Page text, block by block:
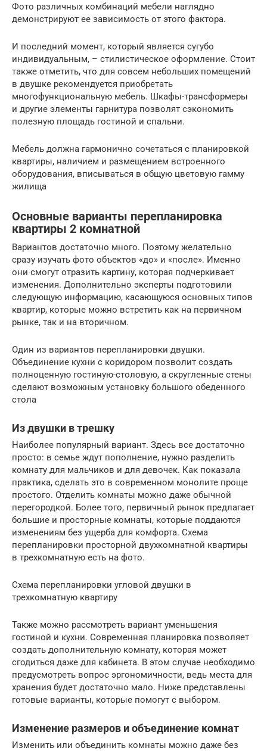
Фото различных комбинаций мебели наглядно
демонстрируют ее зависимость от этого фактора.
И последний момент, который является сугубо
индивидуальным, – стилистическое оформление. Стоит
также отметить, что для совсем небольших помещений
в двушке рекомендуется приобретать
многофункциональную мебель. Шкафы-трансформеры
и другие элементы гарнитура позволят сэкономить
полезную площадь гостиной и спальни.
Мебель должна гармонично сочетаться с планировкой
квартиры, наличием и размещением встроенного
оборудования, вписываться в общую цветовую гамму
жилища
Основные варианты перепланировка
квартиры 2 комнатной
Вариантов достаточно много. Поэтому желательно
сразу изучать фото объектов «до» и «после». Именно
они смогут отразить картину, которая подчеркивает
изменения. Дополнительно эксперты подготовили
следующую информацию, касающуюся основных типов
квартир, которые можно встретить как на первичном
рынке, так и на вторичном.
Один из вариантов перепланировки двушки.
Объединение кухни с коридором позволит создать
полноценную гостиную-столовую, а скругленные стены
сделают возможным установку большого обеденного
стола
Из двушки в трешку
Наиболее популярный вариант. Здесь все достаточно
просто: в семье ждут пополнение, нужно разделить
комнату для мальчиков и для девочек. Как показала
практика, сделать это в современном монолите проще
простого. Отделить комнаты можно даже обычной
перегородкой. Более того, первичный рынок предлагает
большие и просторные комнаты, которые поддаются
изменениям без ущерба для комфорта. Схема
перепланировки просторной двухкомнатной квартиры
в трехкомнатную есть на фото.
Схема перепланировки угловой двушки в
трехкомнатную квартиру
Также можно рассмотреть вариант уменьшения
гостиной и кухни. Современная планировка позволяет
создать дополнительную комнату, которая может
сгодиться даже для кабинета. В этом случае необходимо
предусмотреть вопрос эргономичности, ведь места для
хранения будет достаточно мало. Ниже представлены
готовые варианты, которые помогут с выбором.
Изменение размеров и объединение комнат
Изменить или объединить комнаты можно даже без